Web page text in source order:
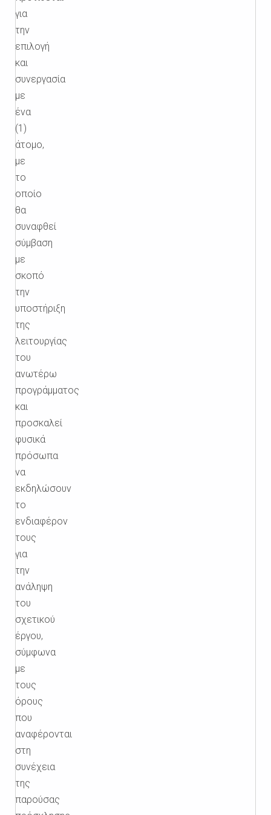
για
την
επιλογή
και
συνεργασία
με
ένα
(1)
άτομο,
με
το
οποίο
θα
συναφθεί
σύμβαση
με
σκοπό
την
υποστήριξη
της
λειτουργίας
του
ανωτέρω
προγράμματος
και
προσκαλεί
φυσικά
πρόσωπα
να
εκδηλώσουν
το
ενδιαφέρον
τους
για
την
ανάληψη
του
σχετικού
έργου,
σύμφωνα
με
τους
όρους
που
αναφέρονται
στη
συνέχεια
της
παρούσας